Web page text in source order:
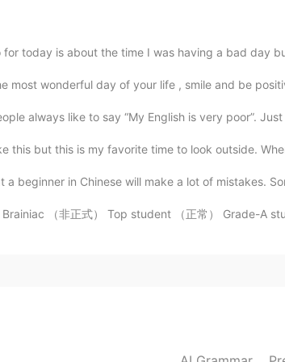
用“吃”
today is about the time I was having a bad day
most wonderful day of your life , smile and be
always like to say “My English is very poor”. Just
this but this is my favorite time to look outside.
beginner in Chinese will make a lot of mistakes.
非正式） Top student （正常） Grade-A student （正式） High